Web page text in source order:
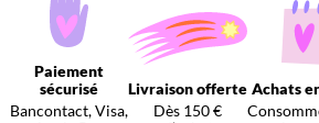
Paiement
sécurisé
Bancontact, Visa,
Livraison offerte
Dès 150 €
Achats